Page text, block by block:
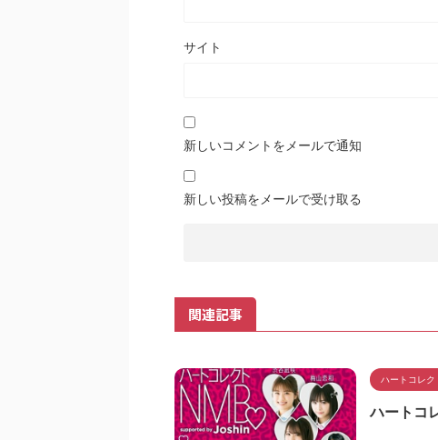
サイト
新しいコメントをメールで通知
新しい投稿をメールで受け取る
関連記事
ハートコレク
ハート